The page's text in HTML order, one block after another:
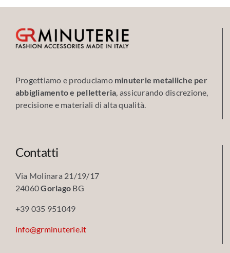
Progettiamo e produciamo minuterie metalliche per
abbigliamento e pelletteria , assicurando discrezione,
precisione e materiali di alta qualità.
Contatti
Via Molinara 21/19/17
24060Gorlago BG
+39 035 951049
info@grminuterie.it